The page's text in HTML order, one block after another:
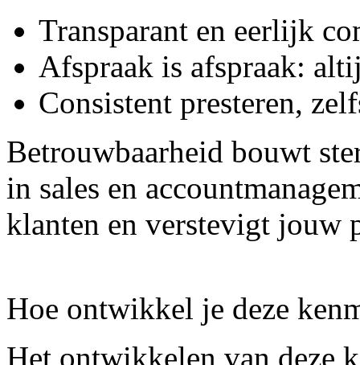
Transparant en eerlijk
Afspraak is afspraak:
Consistent presteren,
Betrouwbaarheid bouwt
in sales en
klanten en verstevigt jouw
Hoe ontwikkel je deze
Het ontwikkelen van deze